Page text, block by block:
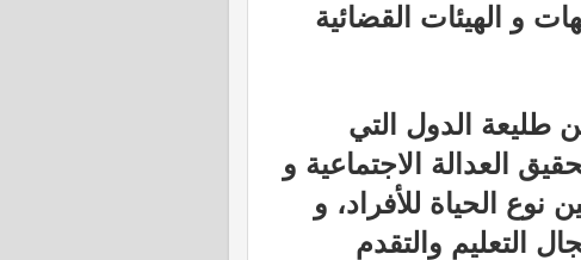
و الهيئات القضائية
طليعة الدول التي
العدالة الاجتماعية و
نوع الحياة للأفراد، و
التعليم والتقدم